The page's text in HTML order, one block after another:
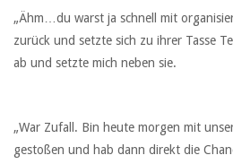
„Ähm…du warst ja schnell mit
zurück und setzte sich zu ihrer Tasse
ab und setzte mich neben sie.
„War Zufall. Bin heute morgen mit
gestoßen und hab dann direkt die